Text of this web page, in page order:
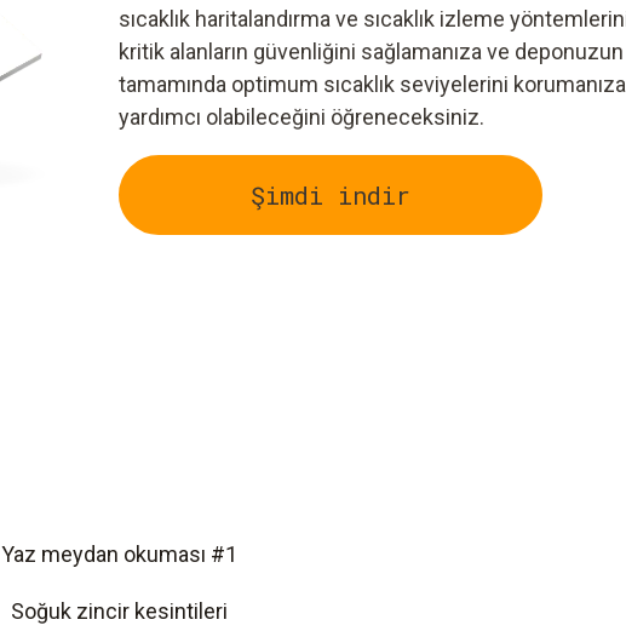
sıcaklık haritalandırma ve sıcaklık izleme
kritik alanların güvenliğini sağlamanıza ve deponuzun
tamamında optimum sıcaklık seviyelerini korumanıza
yardımcı olabileceğini öğreneceksiniz.
Şimdi indir
Yaz meydan okuması #1
Soğuk zincir kesintileri